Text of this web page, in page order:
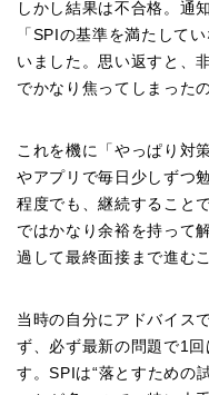
しかし結果は不合格。通
「SPIの基準を満たして
いました。思い返すと、
でかなり焦ってしまった
これを機に「やっぱり対
やアプリで毎日少しずつ
程度でも、継続すること
ではかなり余裕を持って
過して最終面接まで進む
当時の自分にアドバイス
ず、必ず最新の問題で1
す。SPIは“落とすための